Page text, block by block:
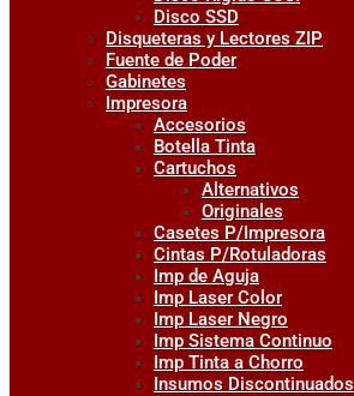
Disco SSD
Disqueteras y Lectores ZIP
Fuente de Poder
Gabinetes
Impresora
Accesorios
Botella Tinta
Cartuchos
Alternativos
Originales
Casetes P/Impresora
Cintas P/Rotuladoras
Imp de Aguja
Imp Laser Color
Imp Laser Negro
Imp Sistema Continuo
Imp Tinta a Chorro
Insumos Discontinuados